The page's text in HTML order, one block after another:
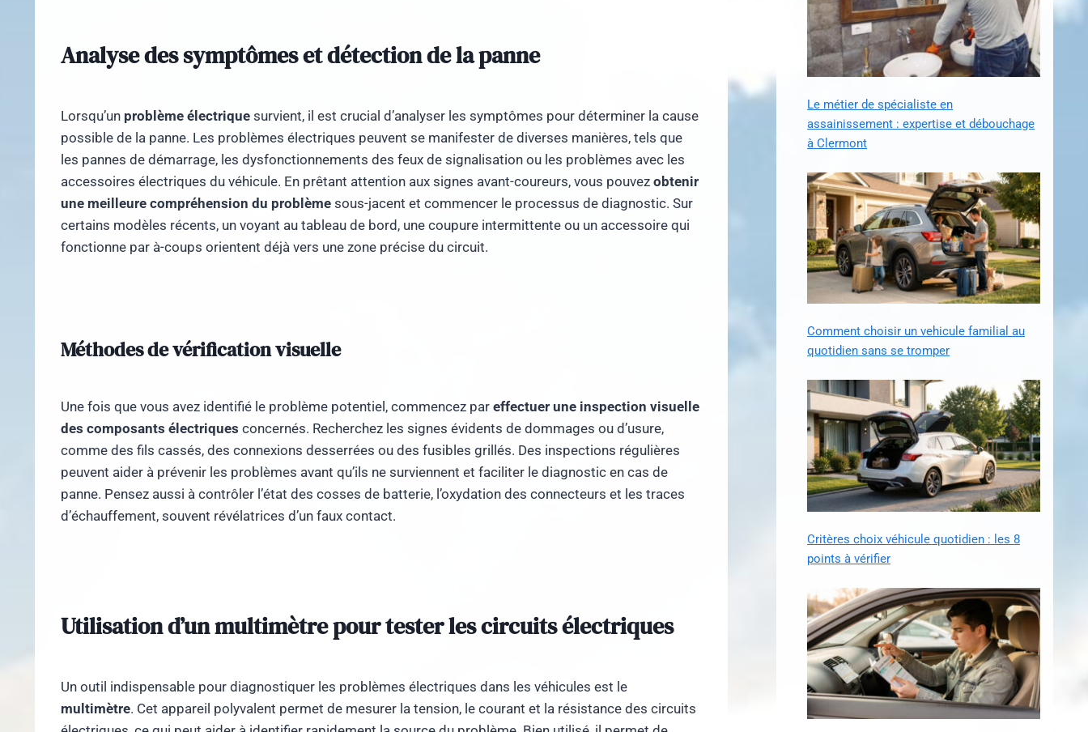
Analyse des symptômes et détection de la panne
Lorsqu’un problème électrique survient, il est crucial d’analyser les symptômes pour déterminer la cause
possible de la panne. Les problèmes électriques peuvent se manifester de diverses manières, tels que
les pannes de démarrage, les dysfonctionnements des feux de signalisation ou les problèmes avec les
accessoires électriques du véhicule. En prêtant attention aux signes avant-coureurs, vous pouvez obtenir
une meilleure compréhension du problème sous-jacent et commencer le processus de diagnostic. Sur
certains modèles récents, un voyant au tableau de bord, une coupure intermittente ou un accessoire qui
fonctionne par à-coups orientent déjà vers une zone précise du circuit.
Méthodes de vérification visuelle
Une fois que vous avez identifié le problème potentiel, commencez par effectuer une inspection visuelle
des composants électriques concernés. Recherchez les signes évidents de dommages ou d’usure,
comme des fils cassés, des connexions desserrées ou des fusibles grillés. Des inspections régulières
peuvent aider à prévenir les problèmes avant qu’ils ne surviennent et faciliter le diagnostic en cas de
panne. Pensez aussi à contrôler l’état des cosses de batterie, l’oxydation des connecteurs et les traces
d’échauffement, souvent révélatrices d’un faux contact.
Utilisation d’un multimètre pour tester les circuits électriques
Un outil indispensable pour diagnostiquer les problèmes électriques dans les véhicules est le
multimètre. Cet appareil polyvalent permet de mesurer la tension, le courant et la résistance des circuits
Le métier de spécialiste en
assainissement : expertise et débouchage
à Clermont
Comment choisir un vehicule familial au
quotidien sans se tromper
Critères choix véhicule quotidien : les 8
points à vérifier